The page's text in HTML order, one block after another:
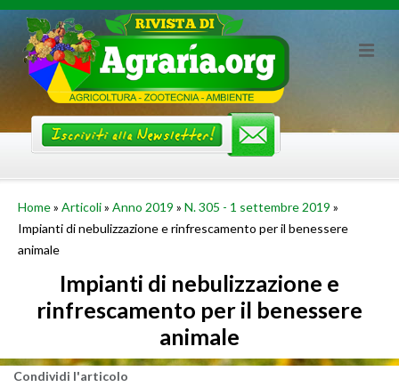
Skip
content
Home» Articoli» Anno 2019 » N. 305 - 1 settembre 2019 »
Impianti di nebulizzazione e rinfrescamento per il benessere
animale
Impianti di nebulizzazione e
rinfrescamento per il benessere
animale
Con­di­vi­di l'ar­ti­co­lo